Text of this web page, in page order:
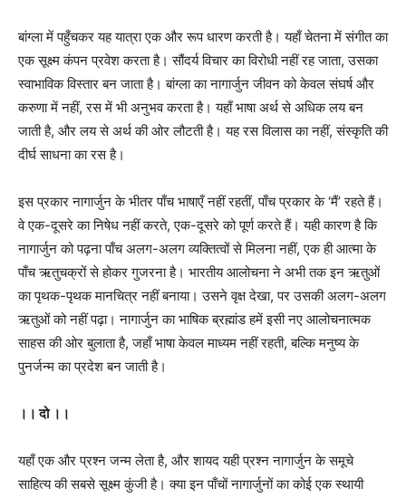
बांग्ला में पहुँचकर यह यात्रा एक और रूप धारण करती है। यहाँ चेतना में संगीत का
एक सूक्ष्म कंपन प्रवेश करता है। सौंदर्य विचार का विरोधी नहीं रह जाता, उसका
स्वाभाविक विस्तार बन जाता है। बांग्ला का नागार्जुन जीवन को केवल संघर्ष और
करुणा में नहीं, रस में भी अनुभव करता है। यहाँ भाषा अर्थ से अधिक लय बन
जाती है, और लय से अर्थ की ओर लौटती है। यह रस विलास का नहीं, संस्कृति की
दीर्घ साधना का रस है।
इस प्रकार नागार्जुन के भीतर पाँच भाषाएँ नहीं रहतीं, पाँच प्रकार के ‘मैं’ रहते हैं।
वे एक-दूसरे का निषेध नहीं करते, एक-दूसरे को पूर्ण करते हैं। यही कारण है कि
नागार्जुन को पढ़ना पाँच अलग-अलग व्यक्तित्वों से मिलना नहीं, एक ही आत्मा के
पाँच ऋतुचक्रों से होकर गुजरना है। भारतीय आलोचना ने अभी तक इन ऋतुओं
का पृथक-पृथक मानचित्र नहीं बनाया। उसने वृक्ष देखा, पर उसकी अलग-अलग
ऋतुओं को नहीं पढ़ा। नागार्जुन का भाषिक ब्रह्मांड हमें इसी नए आलोचनात्मक
साहस की ओर बुलाता है, जहाँ भाषा केवल माध्यम नहीं रहती, बल्कि मनुष्य के
पुनर्जन्म का प्रदेश बन जाती है।
।। दो ।।
यहाँ एक और प्रश्न जन्म लेता है, और शायद यही प्रश्न नागार्जुन के समूचे
साहित्य की सबसे सूक्ष्म कुंजी है। क्या इन पाँचों नागार्जुनों का कोई एक स्थायी